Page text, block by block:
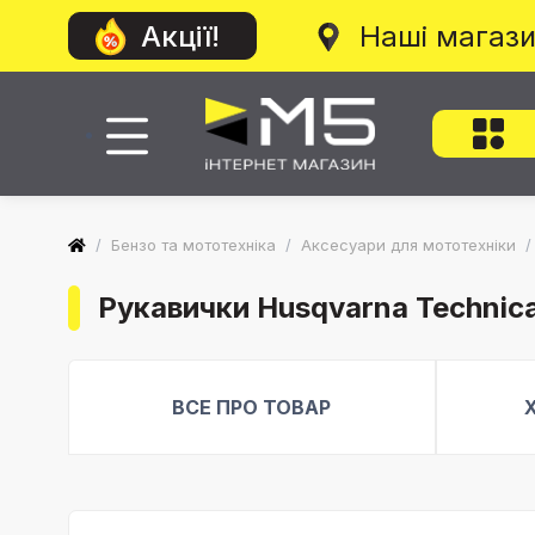
Акції! Наші
/ Бензо та мототехніка / Аксесуари для мототехніки /
Рукавички Husqvarna
ВСЕ ПРО ТОВАР